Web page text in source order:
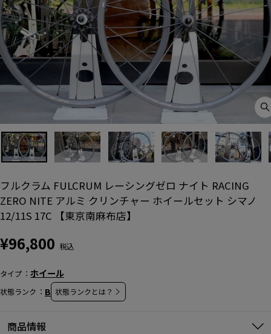
フルクラム FULCRUM レーシングゼロ ナイト RACING
ZERO NITE アルミ クリンチャー ホイールセット シマノ
12/11S 17C 【東京南麻布店】
通
常
格
¥96,800
タイプ ホイール
状態ランク B 状態ランクとは？
商品情報